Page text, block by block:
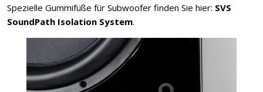
Spezielle Gummifüße für Subwoofer finden Sie hier: SVS
SoundPath Isolation System.